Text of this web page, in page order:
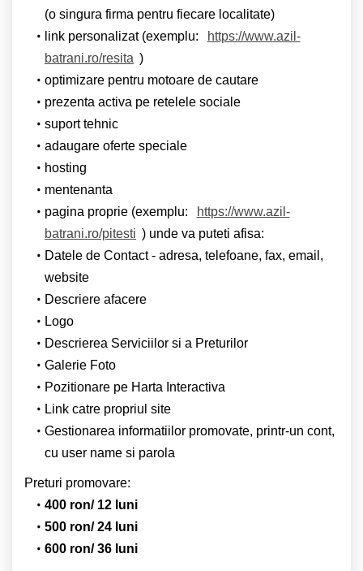
(o singura firma pentru fiecare localitate)
link personalizat (exemplu:
https://www.azil-
batrani.ro/resita )
optimizare pentru motoare de cautare
prezenta activa pe retelele sociale
suport tehnic
adaugare oferte speciale
hosting
mentenanta
pagina proprie (exemplu:
https://www.azil-
batrani.ro/pitesti ) unde va puteti afisa:
Datele de Contact - adresa, telefoane, fax, email,
website
Descriere afacere
Logo
Descrierea Serviciilor si a Preturilor
Galerie Foto
Pozitionare pe Harta Interactiva
Link catre propriul site
Gestionarea informatiilor promovate, printr-un cont,
cu user name si parola
Preturi promovare:
400 ron/ 12 luni
500 ron/ 24 luni
600 ron/ 36 luni